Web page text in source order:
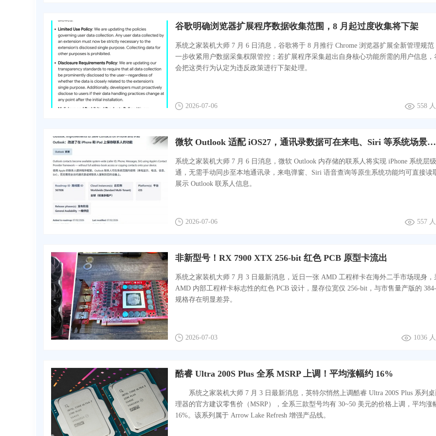
谷歌明确浏览器扩展程序数据收集范围，8 月起过度收集将下架
系统之家装机大师 7 月 6 日消息，谷歌将于 8 月推行 Chrome 浏览器扩展全新管理规范
一步收紧用户数据采集权限管控；若扩展程序采集超出自身核心功能所需的用户信息，
会把这类行为认定为违反政策进行下架处理。
2026-07-06 558
微软 Outlook 适配 iOS27，通讯录数据可在来电、Siri 等系统场景显示
系统之家装机大师 7 月 6 日消息，微软 Outlook 内存储的联系人将实现 iPhone 系统层
通，无需手动同步至本地通讯录，来电弹窗、Siri 语音查询等原生系统功能均可直接读
展示 Outlook 联系人信息。
2026-07-06 557
非新型号！RX 7900 XTX 256-bit 红色 PCB 原型卡流出
系统之家装机大师 7 月 3 日最新消息，近日一张 AMD 工程样卡在海外二手市场现身，
AMD 内部工程样卡标志性的红色 PCB 设计，显存位宽仅 256-bit，与市售量产版的
规格存在明显差异。
2026-07-03 1036
酷睿 Ultra 200S Plus 全系 MSRP 上调！平均涨幅约 16%
系统之家装机大师 7 月 3 日最新消息，英特尔悄然上调酷睿 Ultra 200S Plus 系列桌
理器的官方建议零售价（MSRP），全系三款型号均有 30~50 美元的价格上调，平均涨
16%。该系列属于 Arrow Lake Refresh 增强产品线。